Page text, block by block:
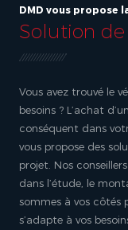
DMD vous propose
Solution
Vous avez trouvé le
besoins ? L’achat
conséquent dans
vous propose des
projet. Nos
dans l’étude, le
sommes à vos côtés
s’adapte à vos